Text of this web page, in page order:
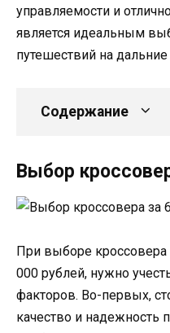
управляемости и
является идеальным
путешествий на дальние
Содержание
Выбор
При выборе
000 рублей, нужно
факторов. Во-первых,
качество и надежность